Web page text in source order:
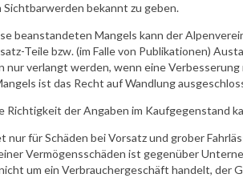
bekannt zu geben.
beanstandeten Mangels kann der
Teile bzw. (im Falle von Publikationen)
nur verlangt werden, wenn eine
ist das Recht auf Wandlung
Richtigkeit der Angaben im Kaufgegenstand
für Schäden bei Vorsatz und grober
Vermögensschäden ist gegenüber
um ein Verbrauchergeschäft handelt, der